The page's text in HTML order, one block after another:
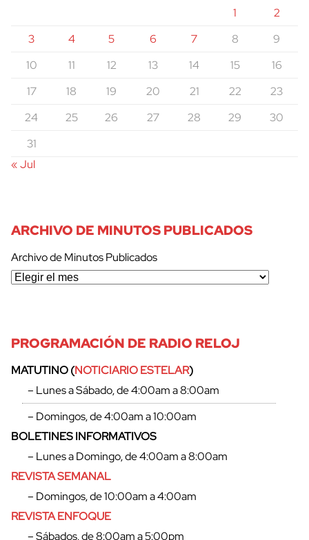
1
2
3
4 5 6 7 8
9
10
11 12 13 14 15
16
17
18 19 20 21 22
23
24
25 26 27 28 29
30
31
« Jul
ARCHIVO DE MINUTOS PUBLICADOS
Archivo de Minutos Publicados
PROGRAMACIÓN DE RADIO RELOJ
MATUTINO (NOTICIARIO ESTELAR)
– Lunes a Sábado, de 4:00am a 8:00am
– Domingos, de 4:00am a 10:00am
BOLETINES INFORMATIVOS
– Lunes a Domingo, de 4:00am a 8:00am
REVISTA SEMANAL
– Domingos, de 10:00am a 4:00am
REVISTA ENFOQUE
– Sábados, de 8:00am a 5:00pm